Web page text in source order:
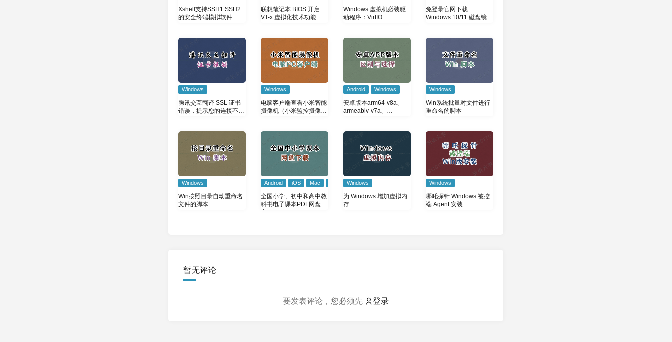
Xshell支持SSH1 SSH2
的安全终端模拟软件
联想笔记本 BIOS 开启
VT-x 虚拟化技术功能
Windows 虚拟机必装驱
动程序：VirtIO
免登录官网下载
Windows 10/11 磁盘镜像
Windows
腾讯交互翻译 SSL 证书
错误，提示您的连接不是
Windows
电脑客户端查看小米智能
摄像机（小米监控摄像
Android Windows
安卓版本arm64-v8a、
armeabiv-v7a、
Windows
Win系统批量对文件进行
重命名的脚本
Windows
Win按照目录自动重命名
文件的脚本
Android iOS Mac Windows
全国小学、初中和高中教
科书电子课本PDF网盘分
Windows
为 Windows 增加虚拟内
存
Windows
哪吒探针 Windows 被控
端 Agent 安装
暂无评论
要发表评论，您必须先 登录